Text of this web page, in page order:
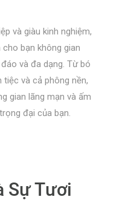
và giàu kinh nghiệm,
bạn không gian
và đa dạng. Từ bó
tiệc và cả phông nền,
gian lãng mạn và ấm
đại của bạn.
Sự Tươi